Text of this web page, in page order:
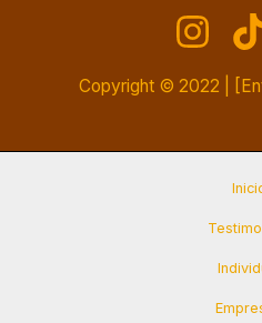
Copyright © 2022 |